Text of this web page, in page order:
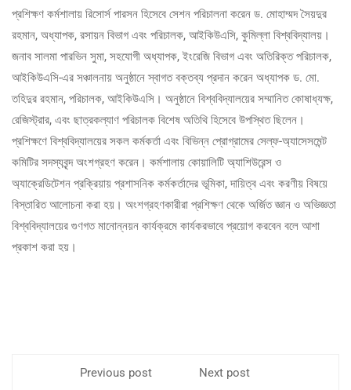
প্রশিক্ষণ কর্মশালায় রিসোর্স পারসন হিসেবে সেশন পরিচালনা করেন ড. মোহাম্মদ সৈয়দুর
রহমান, অধ্যাপক, রসায়ন বিভাগ এবং পরিচালক, আইকিউএসি, কুমিল্লা বিশ্ববিদ্যালয়।
জনাব সালমা পারভিন সুমা, সহযোগী অধ্যাপক, ইংরেজি বিভাগ এবং অতিরিক্ত পরিচালক,
আইকিউএসি-এর সঞ্চালনায় অনুষ্ঠানে স্বাগত বক্তব্য প্রদান করেন অধ্যাপক ড. মো.
তহিদুর রহমান, পরিচালক, আইকিউএসি। অনুষ্ঠানে বিশ্ববিদ্যালয়ের সম্মানিত কোষাধ্যক্ষ,
রেজিস্ট্রার, এবং ছাত্রকল্যাণ পরিচালক বিশেষ অতিথি হিসেবে উপস্থিত ছিলেন।
প্রশিক্ষণে বিশ্ববিদ্যালয়ের সকল কর্মকর্তা এবং বিভিন্ন প্রোগ্রামের সেল্ফ-অ্যাসেসমেন্ট
কমিটির সদস্যবৃন্দ অংশগ্রহণ করেন। কর্মশালায় কোয়ালিটি অ্যাশিউরেন্স ও
অ্যাক্রেডিটেশন প্রক্রিয়ায় প্রশাসনিক কর্মকর্তাদের ভূমিকা, দায়িত্ব এবং করণীয় বিষয়ে
বিস্তারিত আলোচনা করা হয়। অংশগ্রহণকারীরা প্রশিক্ষণ থেকে অর্জিত জ্ঞান ও অভিজ্ঞতা
বিশ্ববিদ্যালয়ের গুণগত মানোন্নয়ন কার্যক্রমে কার্যকরভাবে প্রয়োগ করবেন বলে আশা
প্রকাশ করা হয়।
Previous post Next post